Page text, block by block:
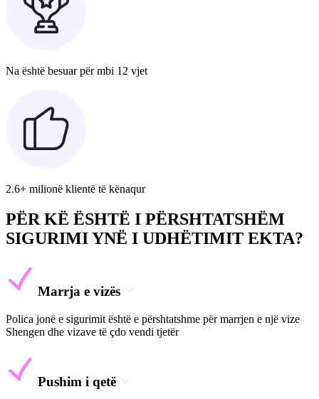
Na është besuar për mbi 12 vjet
2.6+ milionë klientë të kënaqur
PËR KË ËSHTË I PËRSHTATSHËM
SIGURIMI YNË I UDHËTIMIT EKTA?
Marrja e vizës
Polica jonë e sigurimit është e përshtatshme për marrjen e një vize
Shengen dhe vizave të çdo vendi tjetër
Pushim i qetë